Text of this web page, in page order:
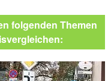
folgenden Themen